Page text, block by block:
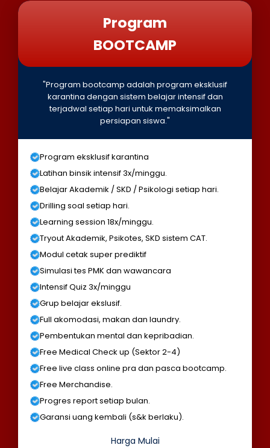
Program
BOOTCAMP
"Program bootcamp adalah program eksklusif
karantina dengan sistem belajar intensif dan
terjadwal setiap hari untuk memaksimalkan
persiapan siswa."
Program eksklusif karantina
Latihan binsik intensif 3x/minggu.
Belajar Akademik / SKD / Psikologi setiap hari.
Drilling soal setiap hari.
Learning session 18x/minggu.
Tryout Akademik, Psikotes, SKD sistem CAT.
Modul cetak super prediktif
Simulasi tes PMK dan wawancara
Intensif Quiz 3x/minggu
Grup belajar ekslusif.
Full akomodasi, makan dan laundry.
Pembentukan mental dan kepribadian.
Free Medical Check up (Sektor 2-4)
Free live class online pra dan pasca bootcamp.
Free Merchandise.
Progres report setiap bulan.
Garansi uang kembali (s&k berlaku).
Harga Mulai